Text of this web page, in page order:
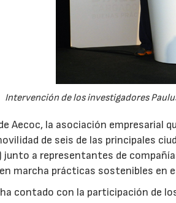
Intervención de los investigadores
Aecoc, la asociación empresarial
de seis de las principales
junto a representantes de
marcha prácticas sostenibles en
contado con la participación de